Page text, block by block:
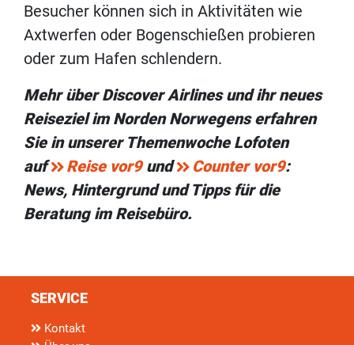
Besucher können sich in Aktivitäten wie
Axtwerfen oder Bogenschießen probieren
oder zum Hafen schlendern.
Mehr über Discover Airlines und ihr neues
Reiseziel im Norden Norwegens erfahren
Sie in unserer Themenwoche Lofoten
auf
Reise vor9und Counter vor9:
News, Hintergrund und Tipps für die
Beratung im Reisebüro.
SERVICE
Kontakt